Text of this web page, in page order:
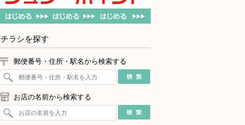
チラシを探す
郵便番号・住所・駅名から検索する
お店の名前から検索する